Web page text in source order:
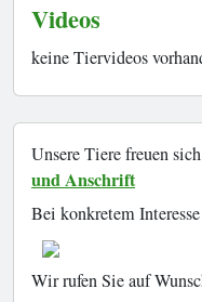
Videos
keine Tiervideos
Unsere Tiere freuen
und Anschrift
Bei konkretem
Wir rufen Sie auf